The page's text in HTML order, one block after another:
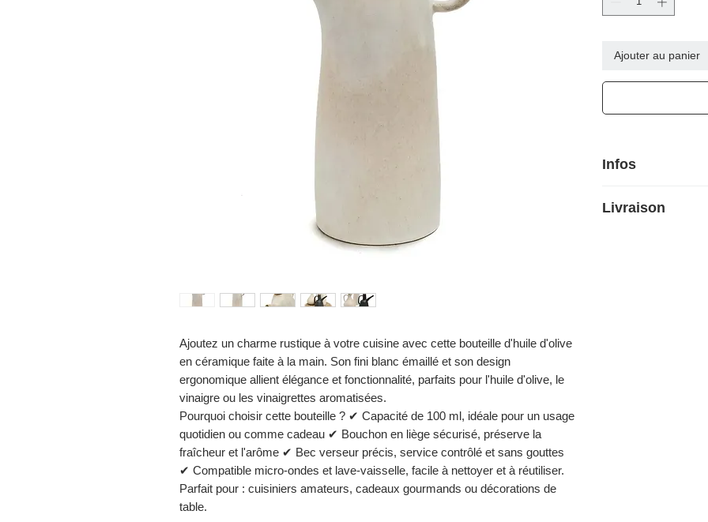
Ajoutez un charme rustique à votre cuisine avec cette bouteille d'huile d'olive
en céramique faite à la main. Son fini blanc émaillé et son design
ergonomique allient élégance et fonctionnalité, parfaits pour l'huile d'olive, le
vinaigre ou les vinaigrettes aromatisées.
Pourquoi choisir cette bouteille ? ✔ Capacité de 100 ml, idéale pour un usage
quotidien ou comme cadeau ✔ Bouchon en liège sécurisé, préserve la
fraîcheur et l'arôme ✔ Bec verseur précis, service contrôlé et sans gouttes
✔ Compatible micro-ondes et lave-vaisselle, facile à nettoyer et à réutiliser.
Parfait pour : cuisiniers amateurs, cadeaux gourmands ou décorations de
table.
Ajouter au panier
Infos
Hauteur 19,5 cm
Livraison